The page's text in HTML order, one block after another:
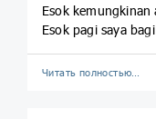
Esok
Esok pagi saya
Читать полностью…